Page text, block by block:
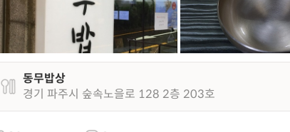
동무밥상
경기 파주시 숲속노을로 128 2층 203호